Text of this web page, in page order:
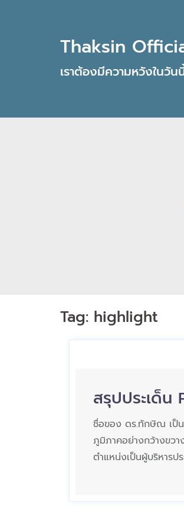
Thaksin
เราต้องมีความหวังในวั
Tag: highlight
สรุปประเด็น
ชื่อของ ดร.ทักษิณ เป็น
ภูมิภาคอย่างกว้างขวา
ตำแหน่งเป็นผู้บริหารปร